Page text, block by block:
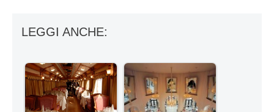
LEGGI ANCHE: